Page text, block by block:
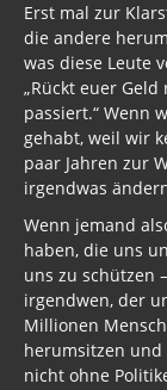
Erst mal zur
die andere
was diese Leute
„Rückt euer
passiert.“ Wenn
gehabt, weil wir
paar Jahren zur
irgendwas
Wenn jemand
haben, die uns
uns zu schützen
irgendwen, der
Millionen
herumsitzen und
nicht ohne